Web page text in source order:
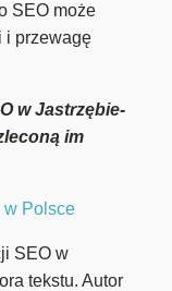
SEO może
i przewagę
w Jastrzębie-
im
w Polsce
SEO w
tekstu. Autor